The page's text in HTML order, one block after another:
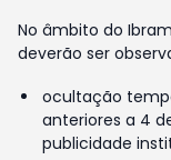
No âmbito do
deverão ser
ocultação
anteriores a 4
publicidade